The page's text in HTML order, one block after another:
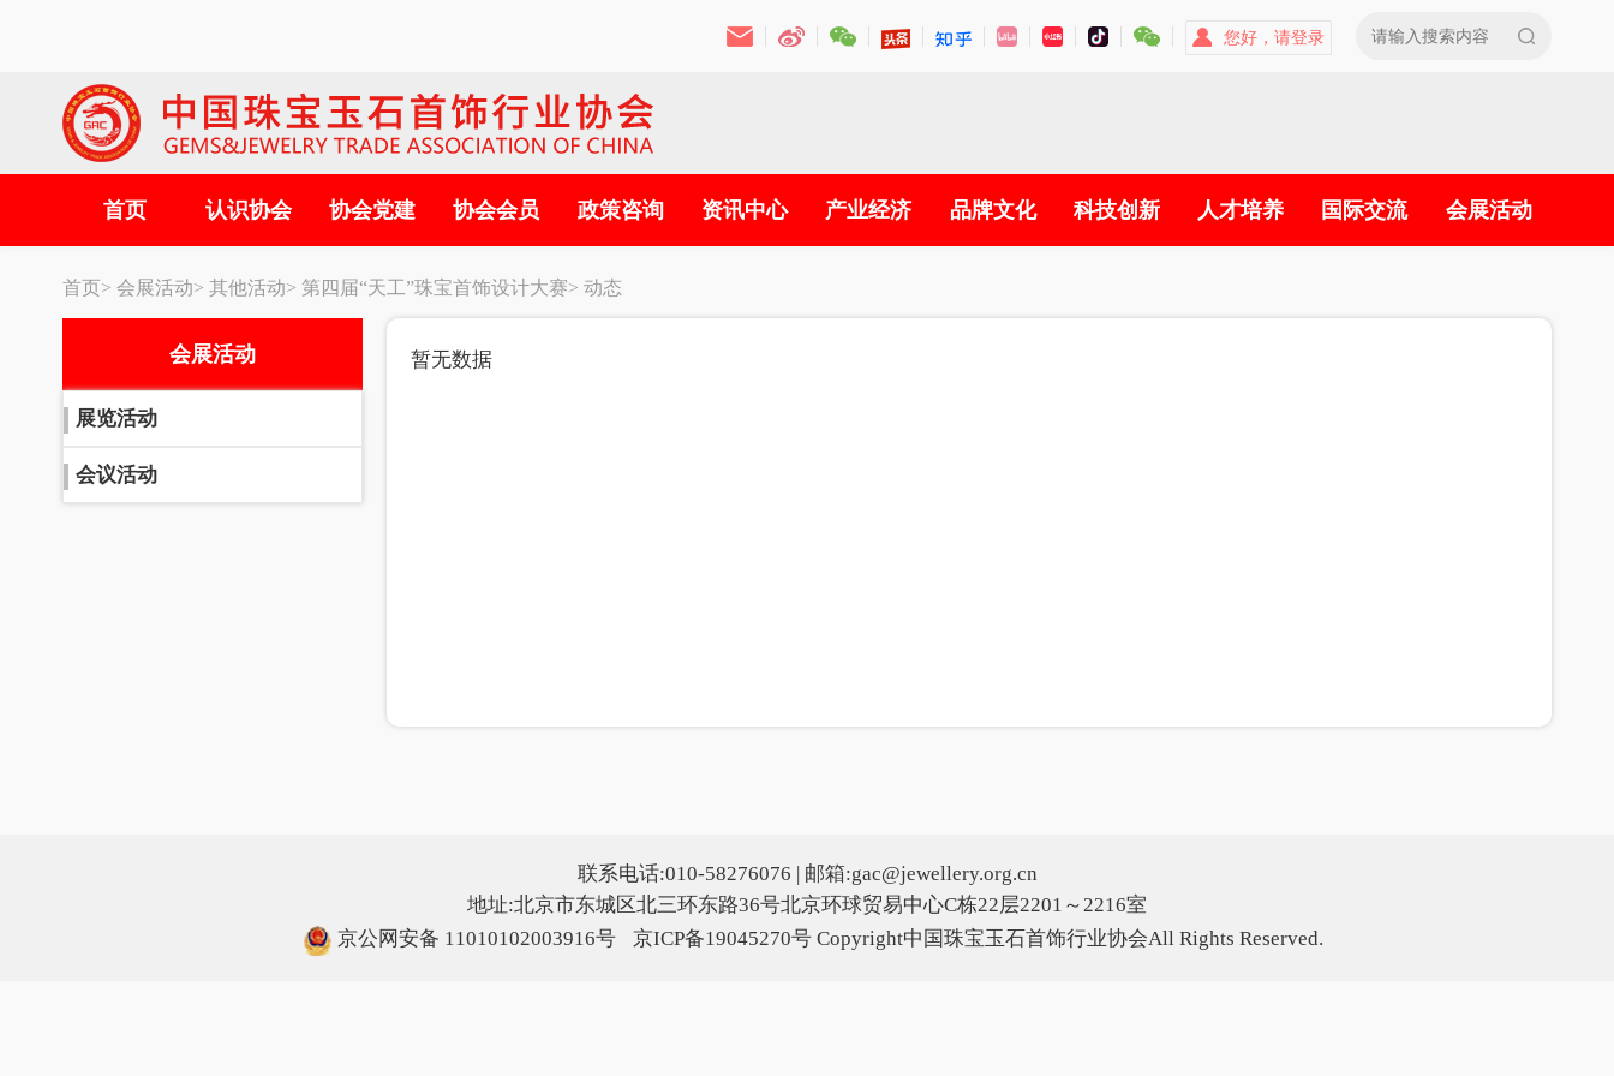
您好，请登录
首页 认识协会 协会党建 协会会员 政策咨询 资讯中心 产业经济 品牌文化 科技创新 人才培养 国际交流 会展活动
首页> 会展活动> 其他活动> 第四届“天工”珠宝首饰设计大赛> 动态
会展活动
展览活动
会议活动
暂无数据
联系电话:010-58276076 | 邮箱:gac@jewellery.org.cn
地址:北京市东城区北三环东路36号北京环球贸易中心C栋22层2201～2216室
京公网安备 11010102003916号
京ICP备19045270号 Copyright中国珠宝玉石首饰行业协会All Rights Reserved.